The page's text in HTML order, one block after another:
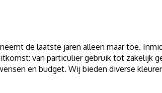
de laatste jaren alleen maar toe.
van particulier gebruik tot zakelijk
en budget. Wij bieden diverse